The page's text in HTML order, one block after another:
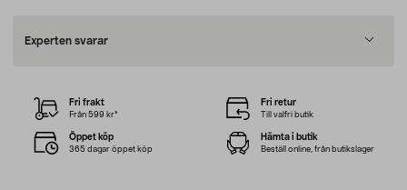
Experten svarar
Fri frakt
Från 599 kr*
Fri retur
Till valfri butik
Öppet köp
365 dagar öppet köp
Hämta i butik
Beställ online, från butikslager